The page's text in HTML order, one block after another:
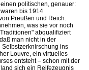
politischen, genauer:
bis 1914
Preußen und Reich.
was sie vor noch
abqualifiziert
man nicht in der
ins
Louvre, ein virtuelles
entsteht – schon mit der
sich ein Reifezeugnis